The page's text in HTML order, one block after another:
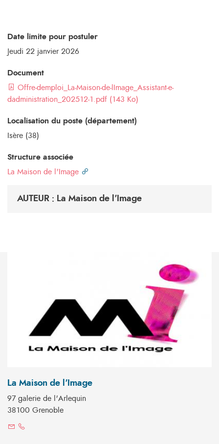
Date limite pour postuler
Jeudi 22 janvier 2026
Document
Offre-demploi_La-Maison-de-lImage_Assistant-e-
dadministration_202512-1.pdf (143 Ko)
Localisation du poste (département)
Isère (38)
Structure associée
La Maison de l'Image
AUTEUR : La Maison de l'Image
La Maison de l'Image
97 galerie de l'Arlequin
38100 Grenoble